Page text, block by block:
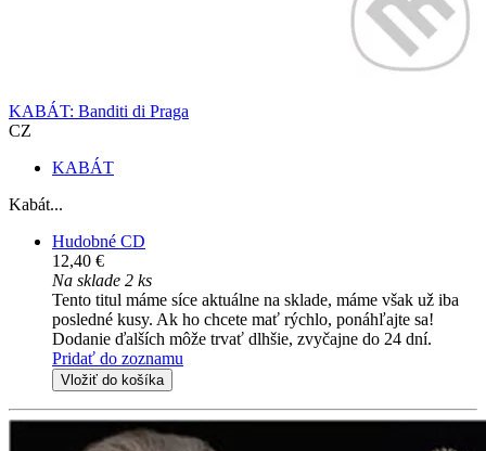
KABÁT: Banditi di Praga
CZ
KABÁT
Kabát...
Hudobné CD
12,40 €
Na sklade 2 ks
Tento titul máme síce aktuálne na sklade, máme však už iba
posledné kusy. Ak ho chcete mať rýchlo, ponáhľajte sa!
Dodanie ďalších môže trvať dlhšie, zvyčajne do 24 dní.
Pridať do zoznamu
Vložiť do košíka